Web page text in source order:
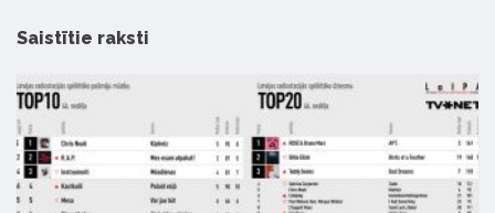
Saistītie raksti